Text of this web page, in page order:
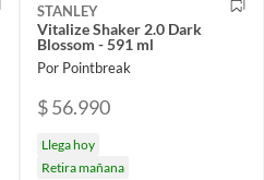
STANLEY
Vitalize Shaker 2.0 Dark
Blossom - 591 ml
Por Pointbreak
$ 56.990
Llega hoy
Retira mañana